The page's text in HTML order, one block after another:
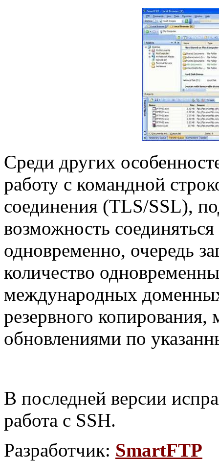
Среди других
работу с командной
соединения (TLS/SSL),
возможность
одновременно, очередь
количество
международных
резервного копирования,
обновлениями по
В последней версии
работа с SSH.
Разработчик: SmartFTP